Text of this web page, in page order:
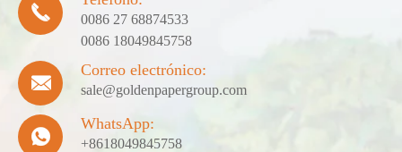

0086 27 68874533
0086 18049845758

Correo electrónico:
sale@goldenpapergroup.com

WhatsApp:
+8618049845758